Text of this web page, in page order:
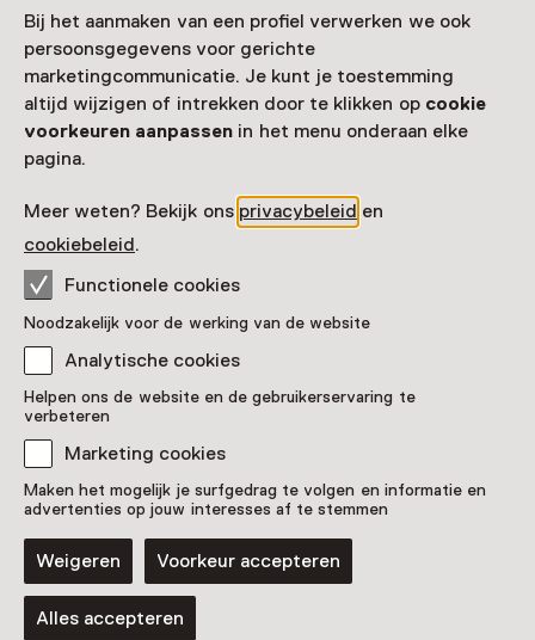
Bij het aanmaken van een profiel verwerken we ook
persoonsgegevens voor gerichte
marketingcommunicatie. Je kunt je toestemming
altijd wijzigen of intrekken door te klikken op cookie
voorkeuren aanpassen in het menu onderaan elke
pagina.
Meer weten? Bekijk ons privacybeleid en
cookiebeleid.
Functionele cookies
Noodzakelijk voor de werking van de website
Analytische cookies
Helpen ons de website en de gebruikerservaring te
verbeteren
Marketing cookies
Maken het mogelijk je surfgedrag te volgen en informatie en
advertenties op jouw interesses af te stemmen
Weigeren Voorkeur accepteren
Alles accepteren
Vaste collectie
Klokken van de wereld
Tentoonstelling
Uitgeleefd! Beesten & Botten uit
Brabantse Bodem